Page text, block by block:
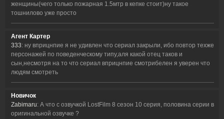
женщины(чего только пожарная 1.5мтр в кепке стоит)ну такое
тошнилово уже просто
Агент Картер
333: ну вприцнпие я не удивлен что сериал закрыли, ибо повтор техже
персонажей по поведенческому типу,аля какой отец таков и
сын,несмотря на то что сериал вприцнпие смотрибелен я уверен что
людям смотреть
Новичок
Zabimaru: А что с озвучкой LostFilm 8 сезон 10 серия, половина серии в
оригинальной озвучке ?